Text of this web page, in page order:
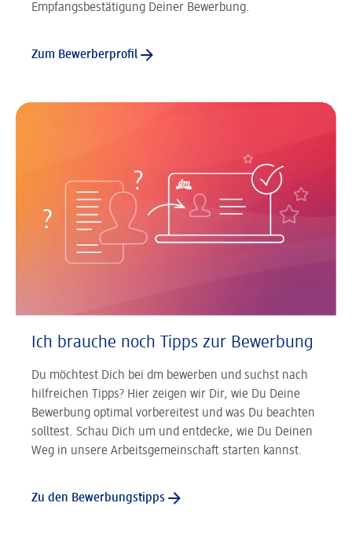
Empfangsbestätigung Deiner Bewerbung.
Zum Bewerberprofil
Ich brauche noch Tipps zur Bewerbung
Du möchtest Dich bei dm bewerben und suchst nach
hilfreichen Tipps? Hier zeigen wir Dir, wie Du Deine
Bewerbung optimal vorbereitest und was Du beachten
solltest. Schau Dich um und entdecke, wie Du Deinen
Weg in unsere Arbeitsgemeinschaft starten kannst.
Zu den Bewerbungstipps